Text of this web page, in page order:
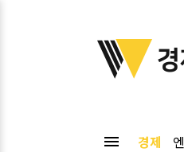
위키트리
경
menu 경제